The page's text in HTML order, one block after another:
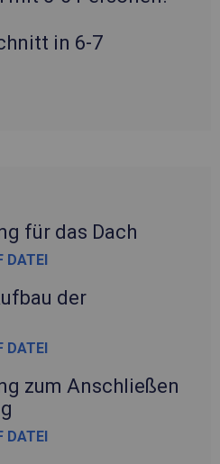
in 6-7
für das Dach
DATEI
der
DATEI
zum Anschließen
DATEI